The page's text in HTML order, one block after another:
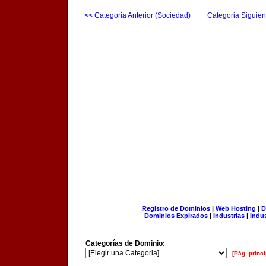
<< Categoria Anterior (Sociedad) Categoria
Registro de Dominios| Web Hosting |
Dominios Expirados | Industrias |
Categorías de Dominio:
[Pág.